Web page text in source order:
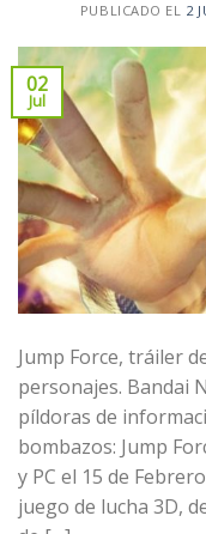
PUBLICADO EL 2
02
Jul
Jump Force, tráiler
personajes. Bandai
píldoras de
bombazos: Jump
y PC el 15 de
juego de lucha 3D,